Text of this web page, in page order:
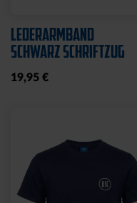
LEDERARMBAND
SCHWARZ SCHRIFTZUG
19,95 €